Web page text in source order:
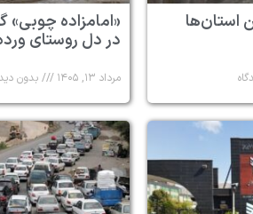
استان‌ها «امامزاده چوبی»
در دل روستای
مرداد ۱۳, ۱۴۰۵ بدون